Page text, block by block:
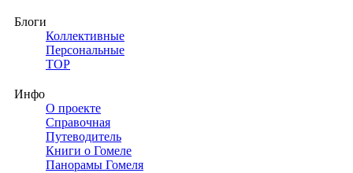
Блоги
Коллективные
Персональные
TOP
Инфо
О проекте
Справочная
Путеводитель
Книги о Гомеле
Панорамы Гомеля